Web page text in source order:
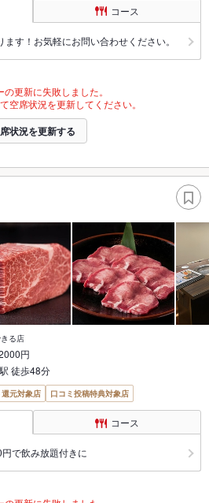
コース
す！お気軽にお問い合わせください。
の更新に失敗しました。
空席状況を更新してください。
状況を更新する
る店
円
徒歩48分
還元対象店 口コミ投稿特典対象店
コース
円で飲み放題付きに